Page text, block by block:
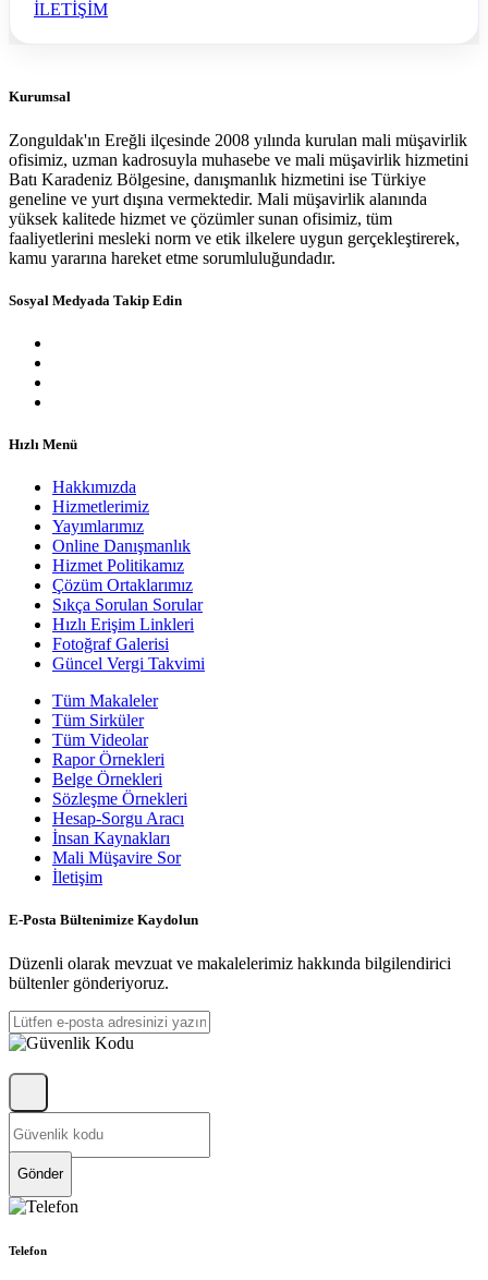
İLETİŞİM
Kurumsal
Zonguldak'ın Ereğli ilçesinde 2008 yılında kurulan mali müşavirlik
ofisimiz, uzman kadrosuyla muhasebe ve mali müşavirlik hizmetini
Batı Karadeniz Bölgesine, danışmanlık hizmetini ise Türkiye
geneline ve yurt dışına vermektedir. Mali müşavirlik alanında
yüksek kalitede hizmet ve çözümler sunan ofisimiz, tüm
faaliyetlerini mesleki norm ve etik ilkelere uygun gerçekleştirerek,
kamu yararına hareket etme sorumluluğundadır.
Sosyal Medyada Takip Edin
Hızlı Menü
Hakkımızda
Hizmetlerimiz
Yayımlarımız
Online Danışmanlık
Hizmet Politikamız
Çözüm Ortaklarımız
Sıkça Sorulan Sorular
Hızlı Erişim Linkleri
Fotoğraf Galerisi
Güncel Vergi Takvimi
Tüm Makaleler
Tüm Sirküler
Tüm Videolar
Rapor Örnekleri
Belge Örnekleri
Sözleşme Örnekleri
Hesap-Sorgu Aracı
İnsan Kaynakları
Mali Müşavire Sor
İletişim
E-Posta Bültenimize Kaydolun
Düzenli olarak mevzuat ve makalelerimiz hakkında bilgilendirici
bültenler gönderiyoruz.
Gönder
Telefon